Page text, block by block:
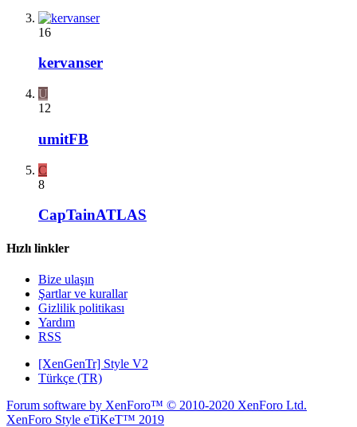
16
kervanser
U
12
umitFB
C
8
CapTainATLAS
Hızlı linkler
Bize ulaşın
Şartlar ve kurallar
Gizlilik politikası
Yardım
RSS
[XenGenTr] Style V2
Türkçe (TR)
Forum software by XenForo™ © 2010-2020 XenForo Ltd.
XenForo Style eTiKeT™ 2019